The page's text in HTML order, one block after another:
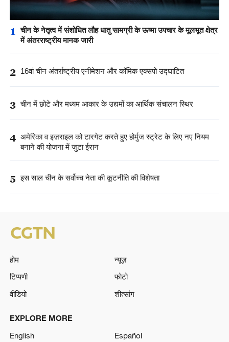
1
चीन के नेतृत्व में संशोधित लौह धातु सामग्री के ऊष्मा उपचार के मूलभूत क्षेत्र
में अंतरराष्ट्रीय मानक जारी
2 16वां चीन अंतर्राष्ट्रीय एनीमेशन और कॉमिक एक्सपो उद्घाटित
3 चीन में छोटे और मध्यम आकार के उद्यमों का आर्थिक संचालन स्थिर
4 अमेरिका व इज़राइल को टारगेट करते हुए होर्मुज स्ट्रेट के लिए नए नियम
बनाने की योजना में जुटा ईरान
5 इस साल चीन के सर्वोच्च नेता की कूटनीति की विशेषता
होम
न्यूज़
टिप्पणी
फोटो
वीडियो
शीत्सांग
EXPLORE MORE
English
Español